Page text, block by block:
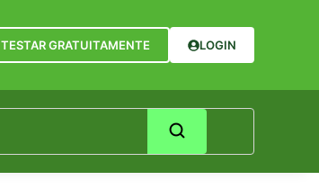
TESTAR GRATUITAMENTE LOGIN